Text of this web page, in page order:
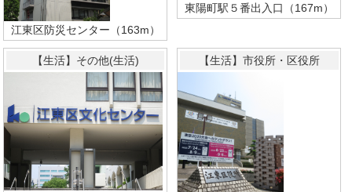
江東区防災センター（163m）
東陽町駅５番出入口（167m）
【生活】その他(生活) 【生活】市役所・区役所